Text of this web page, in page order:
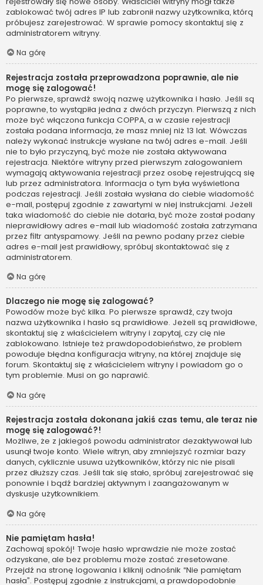
zablokować twój adres IP lub zabronił nazwy użytkownika, którą
próbujesz zarejestrować. W sprawie pomocy skontaktuj się z
administratorem witryny.
Na górę
Rejestracja została przeprowadzona poprawnie, ale nie
mogę się zalogować!
Po pierwsze, sprawdź swoją nazwę użytkownika i hasło. Jeśli są
poprawne, to wystąpiła jedna z dwóch przyczyn. Pierwszą z nich
może być włączona funkcja COPPA, a w czasie rejestracji
została podana informacja, że masz mniej niż 13 lat. Wówczas
należy wykonać instrukcje wysłane na twój adres e-mail. Jeśli
nie to było przyczyną, być może nie została aktywowana
rejestracja. Niektóre witryny przed pierwszym zalogowaniem
wymagają aktywowania rejestracji przez osobę rejestrującą się
lub przez administratora. Informacja o tym była wyświetlona
podczas rejestracji. Jeśli została wysłana do ciebie wiadomość
e-mail, postępuj zgodnie z zawartymi w niej instrukcjami. Jeżeli
taka wiadomość do ciebie nie dotarła, być może został podany
nieprawidłowy adres e-mail lub wiadomość została zatrzymana
przez filtr antyspamowy. Jeśli na pewno podany przez ciebie
adres e-mail jest prawidłowy, spróbuj skontaktować się z
administratorem.
Na górę
Dlaczego nie mogę się zalogować?
Powodów może być kilka. Po pierwsze sprawdź, czy twoja
nazwa użytkownika i hasło są prawidłowe. Jeżeli są prawidłowe,
skontaktuj się z właścicielem witryny i zapytaj, czy cię nie
zablokowano. Istnieje też prawdopodobieństwo, że problem
powoduje błędna konfiguracja witryny, na której znajduje się
forum. Skontaktuj się z właścicielem witryny i powiadom go o
tym problemie. Musi on go naprawić.
Na górę
Rejestracja została dokonana jakiś czas temu, ale teraz nie
mogę się zalogować?!
Możliwe, że z jakiegoś powodu administrator dezaktywował lub
usunął twoje konto. Wiele witryn, aby zmniejszyć rozmiar bazy
danych, cyklicznie usuwa użytkowników, którzy nic nie pisali
przez dłuższy czas. Jeśli tak się stało, spróbuj zarejestrować się
ponownie i bądź bardziej aktywnym i zaangażowanym w
dyskusje użytkownikiem.
Na górę
Nie pamiętam hasła!
Zachowaj spokój! Twoje hasło wprawdzie nie może zostać
odzyskane, ale bez problemu może zostać zresetowane.
Przejdź na stronę logowania i kliknij odnośnik “Nie pamiętam
hasła”. Postępuj zgodnie z instrukcjami, a prawdopodobnie